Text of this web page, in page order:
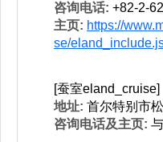
咨询电话: +82-2-
主页: https://
se/
[蚕室eland_cruise]
地址: 首尔特别市
咨询电话及主页: